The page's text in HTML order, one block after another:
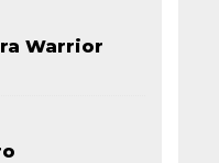
Warrior